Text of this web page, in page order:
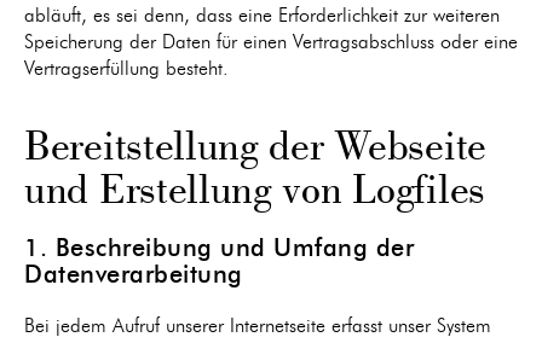
abläuft, es sei denn, dass eine Erforderlichkeit zur weiteren
Speicherung der Daten für einen Vertragsabschluss oder eine
Vertragserfüllung besteht.
Bereitstellung der Webseite
und Erstellung von Logfiles
1. Beschreibung und Umfang der
Datenverarbeitung
Bei jedem Aufruf unserer Internetseite erfasst unser System